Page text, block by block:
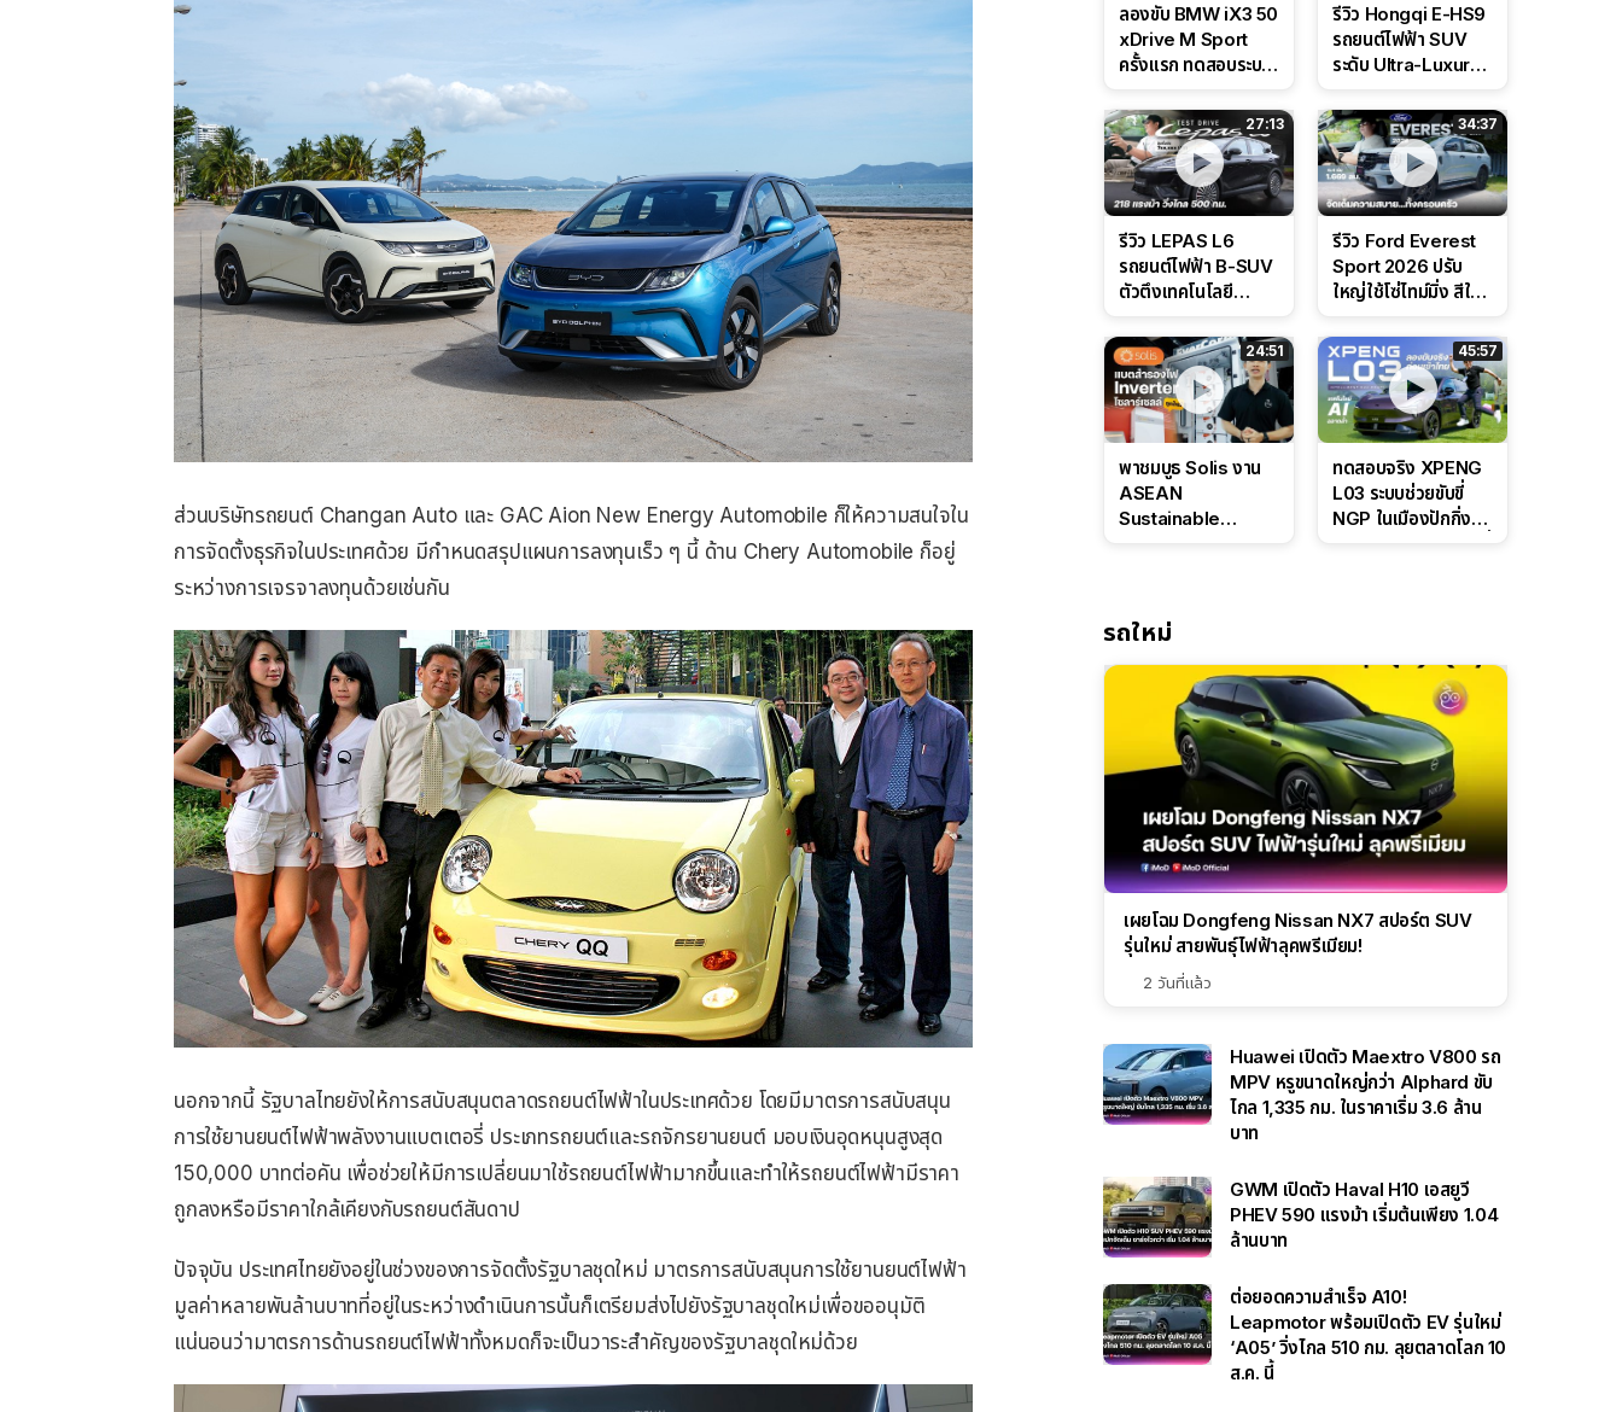
ส่วนบริษัทรถยนต์ Changan Auto และ GAC Aion New Energy Automobile ก็ให้ความสนใจใน
การจัดตั้งธุรกิจในประเทศด้วย มีกำหนดสรุปแผนการลงทุนเร็ว ๆ นี้ ด้าน Chery Automobile ก็อยู่
ระหว่างการเจรจาลงทุนด้วยเช่นกัน
นอกจากนี้ รัฐบาลไทยยังให้การสนับสนุนตลาดรถยนต์ไฟฟ้าในประเทศด้วย โดยมีมาตรการสนับสนุน
การใช้ยานยนต์ไฟฟ้าพลังงานแบตเตอรี่ ประเภทรถยนต์และรถจักรยานยนต์ มอบเงินอุดหนุนสูงสุด
150,000 บาทต่อคัน เพื่อช่วยให้มีการเปลี่ยนมาใช้รถยนต์ไฟฟ้ามากขึ้นและทำให้รถยนต์ไฟฟ้ามีราคา
ถูกลงหรือมีราคาใกล้เคียงกับรถยนต์สันดาป
ปัจจุบัน ประเทศไทยยังอยู่ในช่วงของการจัดตั้งรัฐบาลชุดใหม่ มาตรการสนับสนุนการใช้ยานยนต์ไฟฟ้า
มูลค่าหลายพันล้านบาทที่อยู่ในระหว่างดำเนินการนั้นก็เตรียมส่งไปยังรัฐบาลชุดใหม่เพื่อขออนุมัติ
แน่นอนว่ามาตรการด้านรถยนต์ไฟฟ้าทั้งหมดก็จะเป็นวาระสำคัญของรัฐบาลชุดใหม่ด้วย
ลองขับ BMW iX3 50
xDrive M Sport
ครั้งแรก ทดสอบระบบ
Performance แบบ
จัดเต็มในสนาม
รีวิว Hongqi E-HS9
รถยนต์ไฟฟ้า SUV
ระดับ Ultra-Luxury
CDC นุ่มหนึบเหนือ
ระดับ
27:13
รีวิว LEPAS L6
รถยนต์ไฟฟ้า B-SUV
ตัวตึงเทคโนโลยี
ล่างหนึบ ลุ้นราคา 7
แสนต้น
34:37
รีวิว Ford Everest
Sport 2026 ปรับ
ใหญ่ใช้โซ่ไทม์มิ่ง สีใหม่
ดุดันสไตล์ครอบครัว
สายลุย
24:51
พาชมบูธ Solis งาน
ASEAN
Sustainable
IntelliHouse และ
EverCORE โซลูชัน
ESS ครบวงจร
45:57
ทดสอบจริง XPENG
L03 ระบบช่วยขับขี่
NGP ในเมืองปักกิ่ง
รถใหม่
เผยโฉม Dongfeng Nissan NX7 สปอร์ต SUV
รุ่นใหม่ สายพันธุ์ไฟฟ้าลุคพรีเมียม!
2 วันที่แล้ว
Huawei เปิดตัว Maextro V800 รถ
MPV หรูขนาดใหญ่กว่า Alphard ขับ
ไกล 1,335 กม. ในราคาเริ่ม 3.6 ล้าน
บาท
GWM เปิดตัว Haval H10 เอสยูวี
PHEV 590 แรงม้า เริ่มต้นเพียง 1.04
ล้านบาท
ต่อยอดความสำเร็จ A10!
Leapmotor พร้อมเปิดตัว EV รุ่นใหม่
‘A05’ วิ่งไกล 510 กม. ลุยตลาดโลก 10
ส.ค. นี้